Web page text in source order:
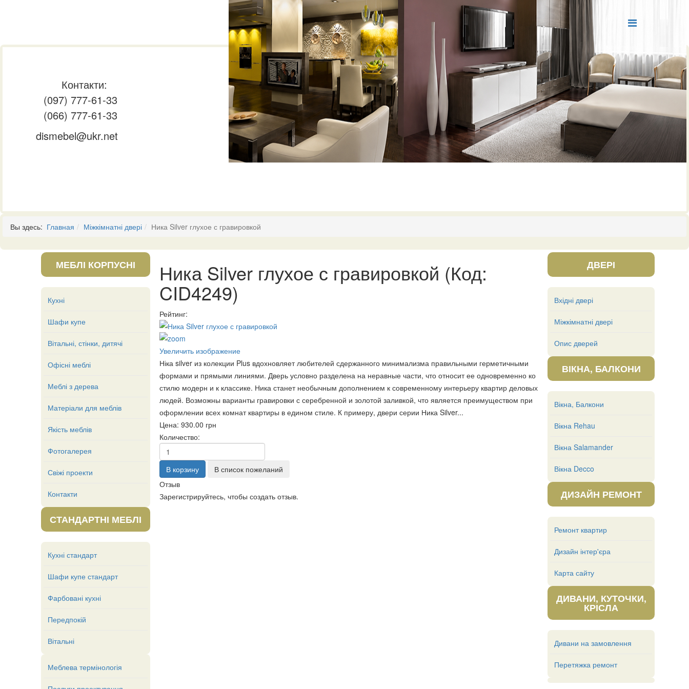
Контакти:
(097) 777-61-33
(066) 777-61-33
dismebel@ukr.net
Вы здесь: Главная Міжкімнатні двері Ника Silver глухое с гравировкой
МЕБЛІ КОРПУСНІ
Кухні
Шафи купе
Вітальні, стінки, дитячі
Офісні меблі
Меблі з дерева
Матеріали для меблів
Якість меблів
Фотогалерея
Свіжі проекти
Контакти
СТАНДАРТНІ МЕБЛІ
Кухні стандарт
Шафи купе стандарт
Фарбовані кухні
Передпокій
Вітальні
Меблева термінологія
Ника Silver глухое с гравировкой (Код:
CID4249)
Рейтинг:
Увеличить изображение
Ніка silver из колекции Plus вдохновляет любителей сдержанного минимализма правильными герметичными
формами и прямыми линиями. Дверь условно разделена на неравные части, что относит ее одновременно ко
стилю модерн и к классике. Ника станет необычным дополнением к современному интерьеру квартир деловых
людей. Возможны варианты гравировки с серебренной и золотой заливкой, что является преимуществом при
оформлении всех комнат квартиры в едином стиле. К примеру, двери серии Ника Silver...
Цена: 930.00 грн
Количество:
Отзыв
Зарегистрируйтесь, чтобы создать отзыв.
ДВЕРІ
Вхідні двері
Міжкімнатні двері
Опис дверей
ВІКНА, БАЛКОНИ
Вікна, Балкони
Вікна Rehau
Вікна Salamander
Вікна Decco
ДИЗАЙН РЕМОНТ
Ремонт квартир
Дизайн інтер'єра
Карта сайту
ДИВАНИ, КУТОЧКИ,
КРІСЛА
Дивани на замовлення
Перетяжка ремонт